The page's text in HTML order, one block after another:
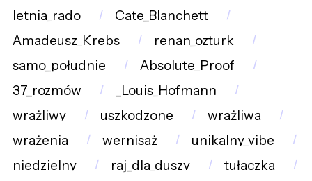
letnia_rado
Cate_Blanchett
Amadeusz_Krebs
renan_ozturk
samo_południe
Absolute_Proof
37_rozmów
_Louis_Hofmann
wrażliwy
uszkodzone
wrażliwa
wrażenia
wernisaż
unikalny_vibe
niedzielny
raj_dla_duszy
tułaczka